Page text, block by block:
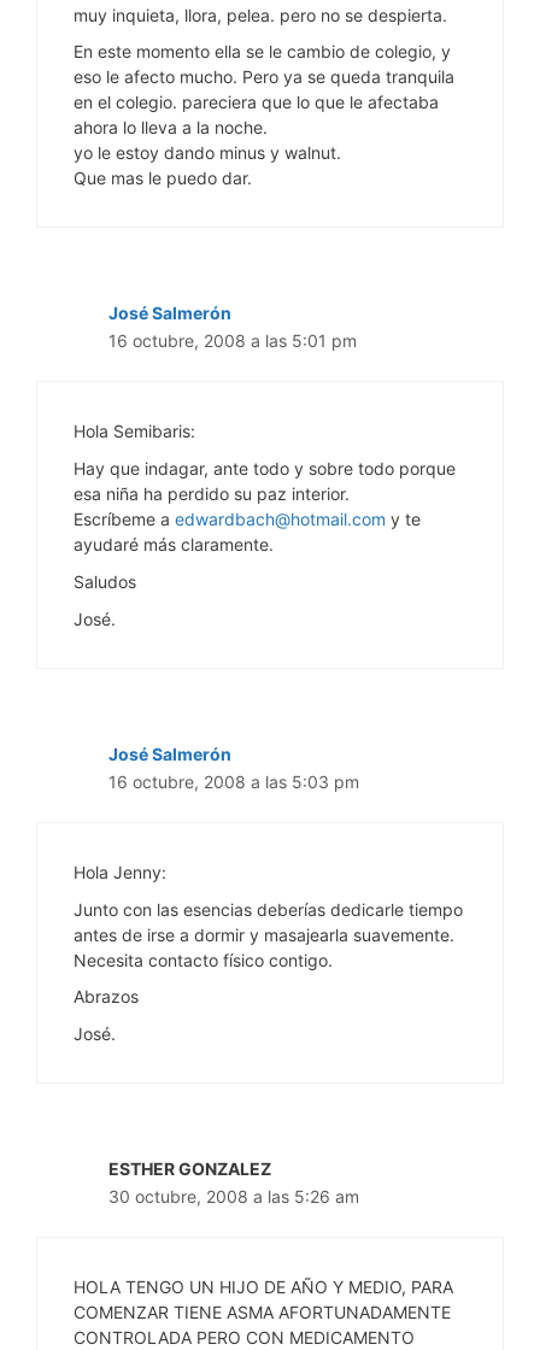
muy inquieta, llora, pelea. pero no se despierta.
En este momento ella se le cambio de colegio, y
eso le afecto mucho. Pero ya se queda tranquila
en el colegio. pareciera que lo que le afectaba
ahora lo lleva a la noche.
yo le estoy dando minus y walnut.
Que mas le puedo dar.
José Salmerón
16 octubre, 2008 a las 5:01 pm
Hola Semibaris:
Hay que indagar, ante todo y sobre todo porque
esa niña ha perdido su paz interior.
Escríbeme a edwardbach@hotmail.com y te
ayudaré más claramente.
Saludos
José.
José Salmerón
16 octubre, 2008 a las 5:03 pm
Hola Jenny:
Junto con las esencias deberías dedicarle tiempo
antes de irse a dormir y masajearla suavemente.
Necesita contacto físico contigo.
Abrazos
José.
ESTHER GONZALEZ
30 octubre, 2008 a las 5:26 am
HOLA TENGO UN HIJO DE AÑO Y MEDIO, PARA
COMENZAR TIENE ASMA AFORTUNADAMENTE
CONTROLADA PERO CON MEDICAMENTO